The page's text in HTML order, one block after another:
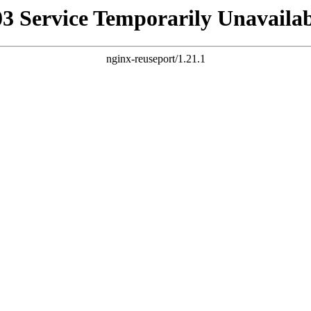
Service Temporarily
nginx-reuseport/1.21.1